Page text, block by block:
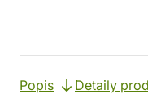
Popis Detaily